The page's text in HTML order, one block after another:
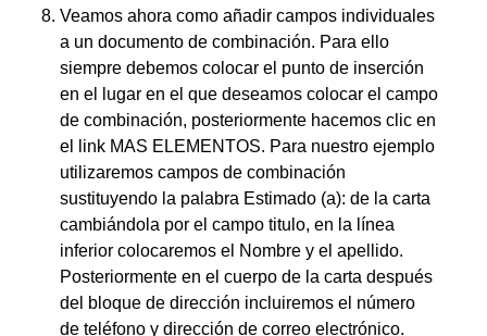
Veamos ahora como añadir campos individuales
a un documento de combinación. Para ello
siempre debemos colocar el punto de inserción
en el lugar en el que deseamos colocar el campo
de combinación, posteriormente hacemos clic en
el link MAS ELEMENTOS. Para nuestro ejemplo
utilizaremos campos de combinación
sustituyendo la palabra Estimado (a): de la carta
cambiándola por el campo titulo, en la línea
inferior colocaremos el Nombre y el apellido.
Posteriormente en el cuerpo de la carta después
del bloque de dirección incluiremos el número
de teléfono y dirección de correo electrónico.